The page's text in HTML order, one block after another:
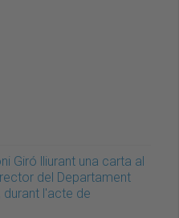
Giró lliurant una carta al
del Departament
durant l'acte de